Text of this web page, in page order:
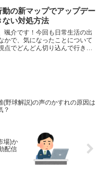
ロワイヤル・オンラインゲーム
動』のアイテムで...
動の新マップでアップデー
ない対処方法
颯介です！今回も日常生活の出
かで、気になったことについて
点でどんどん切り込んで行きた
(野球解説)の声のかすれの原因は
？
場)か
配信